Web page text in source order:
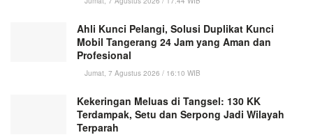
Ahli Kunci Pelangi, Solusi Duplikat Kunci
Mobil Tangerang 24 Jam yang Aman dan
Profesional
Jumat, 7 Agustus 2026 / 16:10 WIB
Kekeringan Meluas di Tangsel: 130 KK
Terdampak, Setu dan Serpong Jadi Wilayah
Terparah